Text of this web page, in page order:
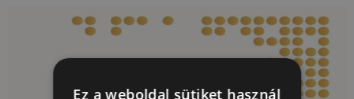
Ez a weboldal sütiket használ